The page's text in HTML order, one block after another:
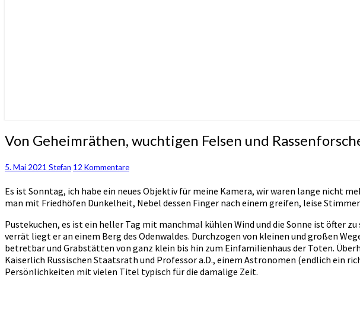
Von
Geheimräthen,
Felsen
Rassenforschern
Von Geheimräthen, wuchtigen Felsen und
5. Mai 2021 Stefan Kommentare
12 Kommentare
Es ist Sonntag, ich habe ein neues Objektiv für meine Kamera, wir waren lange nicht
man mit Friedhöfen Dunkelheit, Nebel dessen Finger nach einem greifen, leise
Pustekuchen, es ist ein heller Tag mit manchmal kühlen Wind und die Sonne ist öfter
verrät liegt er an einem Berg des Odenwaldes. Durchzogen von kleinen und großen
betretbar und Grabstätten von ganz klein bis hin zum Einfamilienhaus der Toten.
Kaiserlich Russischen Staatsrath und Professor a.D., einem Astronomen (endlich
Persönlichkeiten mit vielen Titel typisch für die damalige Zeit.